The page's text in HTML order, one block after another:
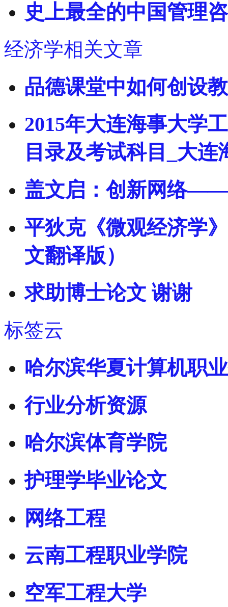
史上最全的中国管理
经济学相关文章
品德课堂中如何创设
2015年大连海事大学
目录及考试科目_大
盖文启：创新网络——
平狄克《微观经济学
文翻译版）
求助博士论文 谢谢
标签云
哈尔滨华夏计算机职
行业分析资源
哈尔滨体育学院
护理学毕业论文
网络工程
云南工程职业学院
空军工程大学